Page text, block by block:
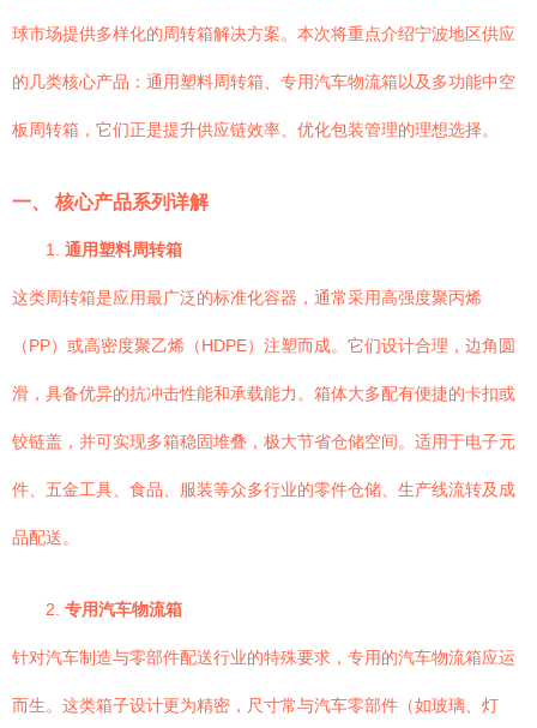
球市场提供多样化的周转箱解决方案。本次将重点介绍宁波地区供应
的几类核心产品：通用塑料周转箱、专用汽车物流箱以及多功能中空
板周转箱，它们正是提升供应链效率、优化包装管理的理想选择。
一、 核心产品系列详解
1. 通用塑料周转箱
这类周转箱是应用最广泛的标准化容器，通常采用高强度聚丙烯
（PP）或高密度聚乙烯（HDPE）注塑而成。它们设计合理，边角圆
滑，具备优异的抗冲击性能和承载能力。箱体大多配有便捷的卡扣或
铰链盖，并可实现多箱稳固堆叠，极大节省仓储空间。适用于电子元
件、五金工具、食品、服装等众多行业的零件仓储、生产线流转及成
品配送。
2. 专用汽车物流箱
针对汽车制造与零部件配送行业的特殊要求，专用的汽车物流箱应运
而生。这类箱子设计更为精密，尺寸常与汽车零部件（如玻璃、灯